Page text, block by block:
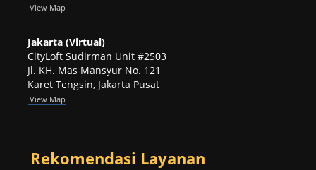
View Map
Jakarta (Virtual)
CityLoft Sudirman Unit #2503
Jl. KH. Mas Mansyur No. 121
Karet Tengsin, Jakarta Pusat
View Map
Rekomendasi Layanan